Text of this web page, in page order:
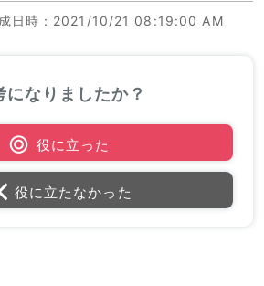
日時 ：2021/10/21 08:19:00 AM
になりましたか？
役に立った
役に立たなかった